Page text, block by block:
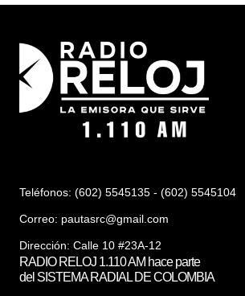
Teléfonos: (602) 5545135 - (602) 5545104
Correo: pautasrc@gmail.com
Dirección: Calle 10 #23A-12
RADIO RELOJ 1.110 AM hace parte
del SISTEMA RADIAL DE COLOMBIA